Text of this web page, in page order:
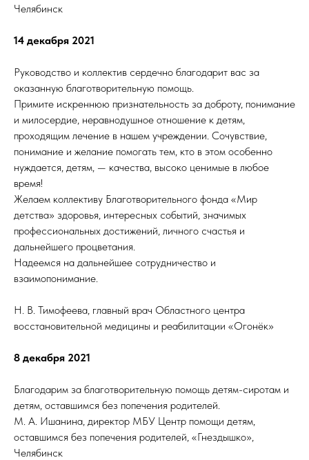
Челябинск
14 декабря 2021
Руководство и коллектив сердечно благодарит вас за
оказанную благотворительную помощь.
Примите искреннюю признательность за доброту, понимание
и милосердие, неравнодушное отношение к детям,
проходящим лечение в нашем учреждении. Сочувствие,
понимание и желание помогать тем, кто в этом особенно
нуждается, детям, — качества, высоко ценимые в любое
время!
Желаем коллективу Благотворительного фонда «Мир
детства» здоровья, интересных событий, значимых
профессиональных достижений, личного счастья и
дальнейшего процветания.
Надеемся на дальнейшее сотрудничество и
взаимопонимание.
Н. В. Тимофеева, главный врач Областного центра
восстановительной медицины и реабилитации «Огонёк»
8 декабря 2021
Благодарим за благотворительную помощь детям-сиротам и
детям, оставшимся без попечения родителей.
М. А. Ишанина, директор МБУ Центр помощи детям,
оставшимся без попечения родителей, «Гнездышко»,
Челябинск